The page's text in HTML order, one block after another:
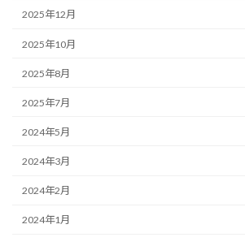
2025年12月
2025年10月
2025年8月
2025年7月
2024年5月
2024年3月
2024年2月
2024年1月